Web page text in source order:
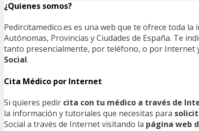
¿Quienes somos?
Pedircitamedico.es es una web que te ofrece toda
Autónomas, Provincias y Ciudades de España. Te
tanto presencialmente, por teléfono, o por Internet
Social.
Cita Médico por Internet
Si quieres pedir cita con tu médico a través de
la información y tutoriales que necesitas para
Social a través de Internet visitando la página web